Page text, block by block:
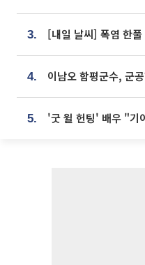
3.
4. 이남오 함평군수, 군
5.